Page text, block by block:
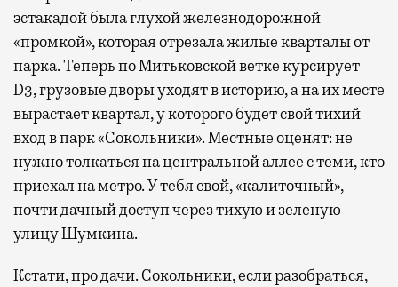
эстакадой была глухой железнодорожной
«промкой», которая отрезала жилые кварталы от
парка. Теперь по Митьковской ветке курсирует
D3, грузовые дворы уходят в историю, а на их месте
вырастает квартал, у которого будет свой тихий
вход в парк «Сокольники». Местные оценят: не
нужно толкаться на центральной аллее с теми, кто
приехал на метро. У тебя свой, «калиточный»,
почти дачный доступ через тихую и зеленую
улицу Шумкина.
Кстати, про дачи. Сокольники, если разобраться,